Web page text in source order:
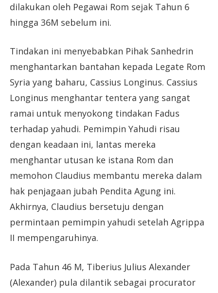
dilakukan oleh Pegawai Rom sejak Tahun 6
hingga 36M sebelum ini.
Tindakan ini menyebabkan Pihak Sanhedrin
menghantarkan bantahan kepada Legate Rom
Syria yang baharu, Cassius Longinus. Cassius
Longinus menghantar tentera yang sangat
ramai untuk menyokong tindakan Fadus
terhadap yahudi. Pemimpin Yahudi risau
dengan keadaan ini, lantas mereka
menghantar utusan ke istana Rom dan
memohon Claudius membantu mereka dalam
hak penjagaan jubah Pendita Agung ini.
Akhirnya, Claudius bersetuju dengan
permintaan pemimpin yahudi setelah Agrippa
II mempengaruhinya.
Pada Tahun 46 M, Tiberius Julius Alexander
(Alexander) pula dilantik sebagai procurator